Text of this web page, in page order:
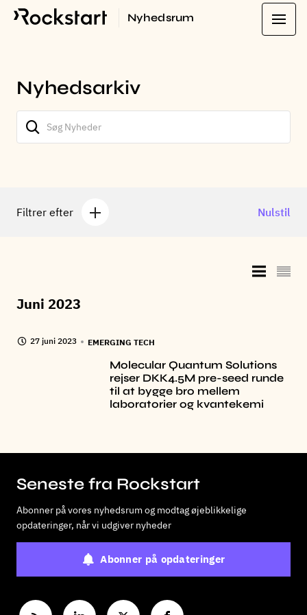
Nyhedsrum
Nyhedsarkiv
Filtrer efter Nulstil
Juni 2023
27 juni 2023 EMERGING TECH
Molecular Quantum Solutions
rejser DKK4.5M pre-seed runde
til at bygge bro mellem
laboratorier og kvantekemi
Seneste fra Rockstart
Abonner på vores nyhedsrum og modtag øjeblikkelige
opdateringer, når vi udgiver nyheder
Abonner på opdateringer